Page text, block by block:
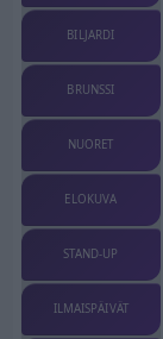
BILJARDI
BRUNSSI
NUORET
ELOKUVA
STAND-UP
ILMAISPÄIVÄT